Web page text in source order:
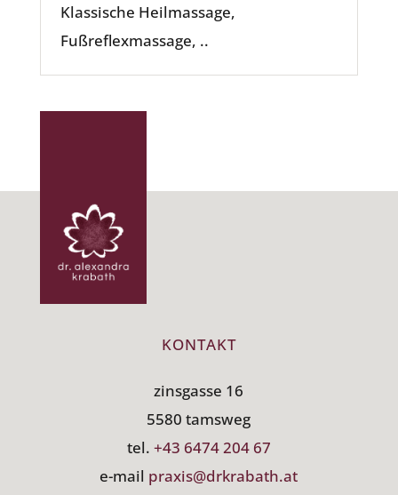
Klassische Heilmassage,
Fußreflexmassage, ..
KONTAKT
zinsgasse 16
5580 tamsweg
tel. +43 6474 204 67
e-mail praxis@drkrabath.at